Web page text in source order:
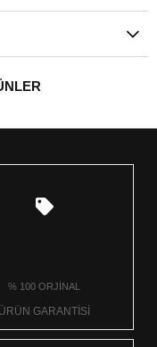
% 100 ORJİNAL
ÜRÜN GARANTİSİ